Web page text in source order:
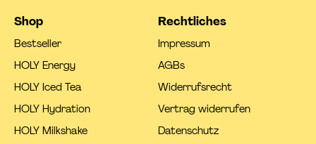
Shop
Bestseller
HOLY Energy
HOLY Iced Tea
HOLY Hydration
HOLY Milkshake
Rechtliches
Impressum
AGBs
Widerrufsrecht
Vertrag widerrufen
Datenschutz